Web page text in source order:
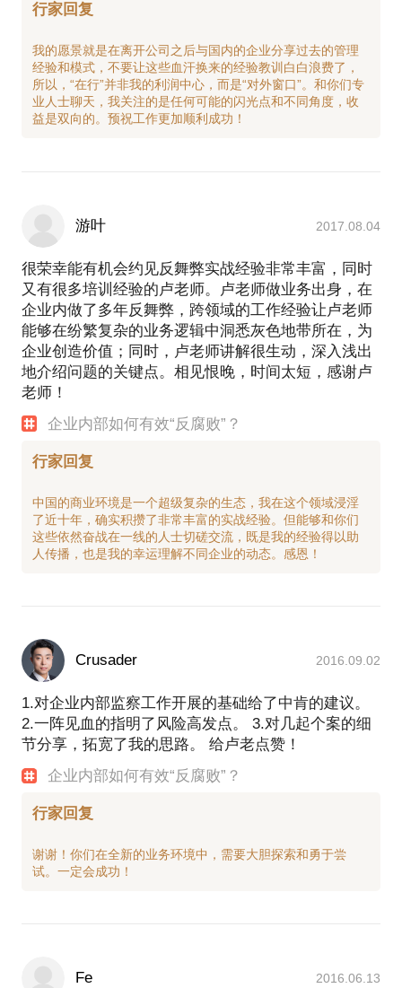
行家回复
我的愿景就是在离开公司之后与国内的企业分享过去的管理
经验和模式，不要让这些血汗换来的经验教训白白浪费了，
所以，“在行”并非我的利润中心，而是“对外窗口”。和你们专
业人士聊天，我关注的是任何可能的闪光点和不同角度，收
游叶 2017.08.04
很荣幸能有机会约见反舞弊实战经验非常丰富，同时
又有很多培训经验的卢老师。卢老师做业务出身，在
企业内做了多年反舞弊，跨领域的工作经验让卢老师
能够在纷繁复杂的业务逻辑中洞悉灰色地带所在，为
企业创造价值；同时，卢老师讲解很生动，深入浅出
地介绍问题的关键点。相见恨晚，时间太短，感谢卢
老师！
企业内部如何有效“反腐败”？
行家回复
中国的商业环境是一个超级复杂的生态，我在这个领域浸淫
了近十年，确实积攒了非常丰富的实战经验。但能够和你们
这些依然奋战在一线的人士切磋交流，既是我的经验得以助
Crusader 2016.09.02
1.对企业内部监察工作开展的基础给了中肯的建议。
2.一阵见血的指明了风险高发点。 3.对几起个案的细
节分享，拓宽了我的思路。 给卢老点赞！
企业内部如何有效“反腐败”？
行家回复
谢谢！你们在全新的业务环境中，需要大胆探索和勇于尝
Fe 2016.06.13